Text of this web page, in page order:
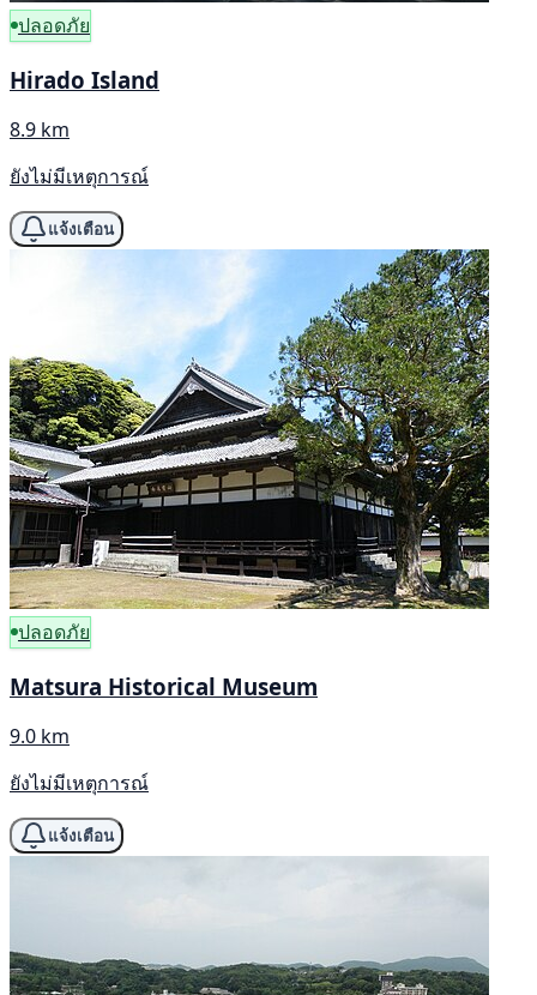
ปลอดภัย
Hirado Island
8.9 km
ยังไม่มีเหตุการณ์
แจ้งเตือน
ปลอดภัย
Matsura Historical Museum
9.0 km
ยังไม่มีเหตุการณ์
แจ้งเตือน